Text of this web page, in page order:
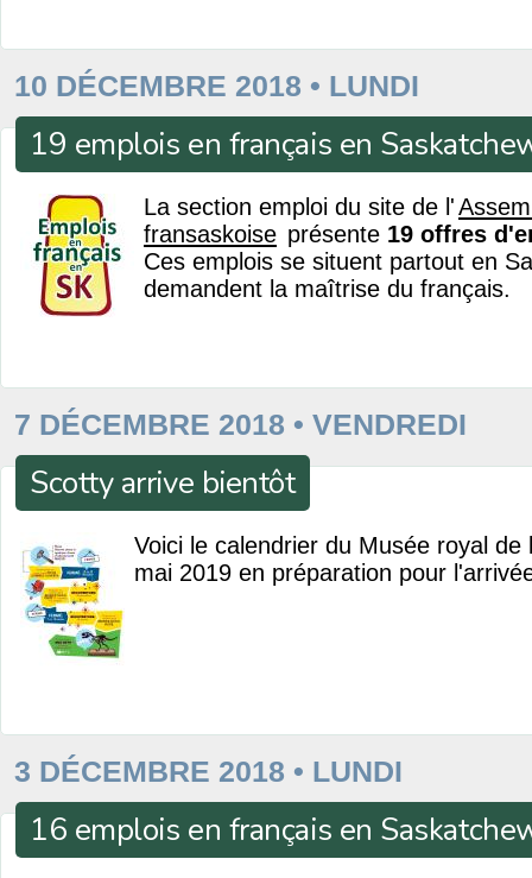
10 DÉCEMBRE 2018 • LUNDI
19 emplois en français en
La section emploi du site de l'
fransaskoise présente 19 offres
Ces emplois se situent partout en
demandent la maîtrise du français.
7 DÉCEMBRE 2018 • VENDREDI
Scotty arrive bientôt
Voici le calendrier du Musée royal de
mai 2019 en préparation pour
3 DÉCEMBRE 2018 • LUNDI
16 emplois en français en